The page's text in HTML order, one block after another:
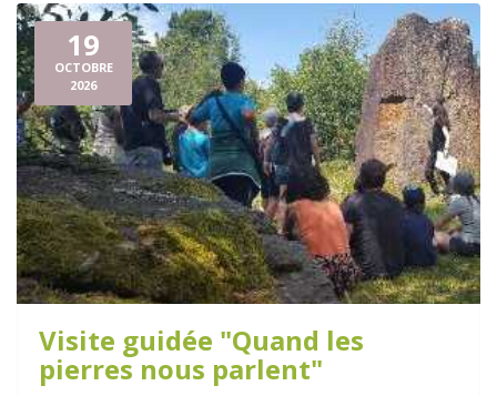
19
OCTOBRE
2026
Visite guidée "Quand les
pierres nous parlent"